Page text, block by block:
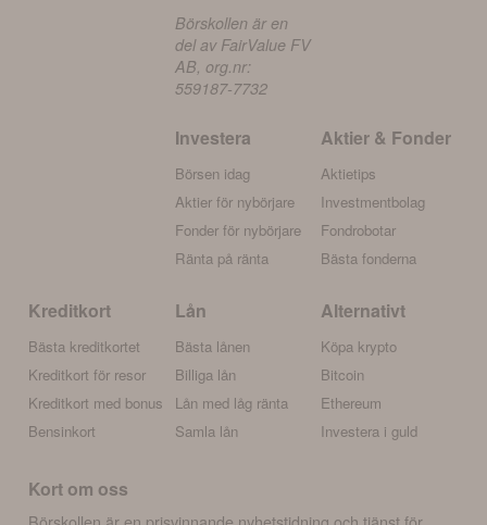
Börskollen är en
del av FairValue FV
AB, org.nr:
559187-7732
Investera
Börsen idag
Aktier för nybörjare
Fonder för nybörjare
Ränta på ränta
Aktier & Fonder
Aktietips
Investmentbolag
Fondrobotar
Bästa fonderna
Kreditkort
Bästa kreditkortet
Kreditkort för resor
Kreditkort med bonus
Bensinkort
Lån
Bästa lånen
Billiga lån
Lån med låg ränta
Samla lån
Alternativt
Köpa krypto
Bitcoin
Ethereum
Investera i guld
Kort om oss